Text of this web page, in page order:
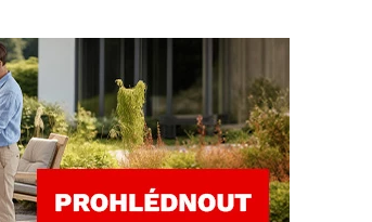
Kuchyňské příslušenství
Koupelnové doplňky
Zahradní doplňky